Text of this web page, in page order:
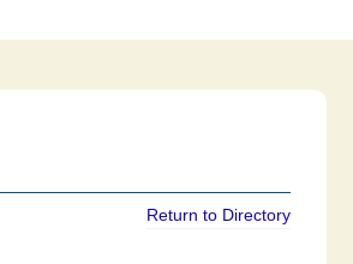
Return to Directory